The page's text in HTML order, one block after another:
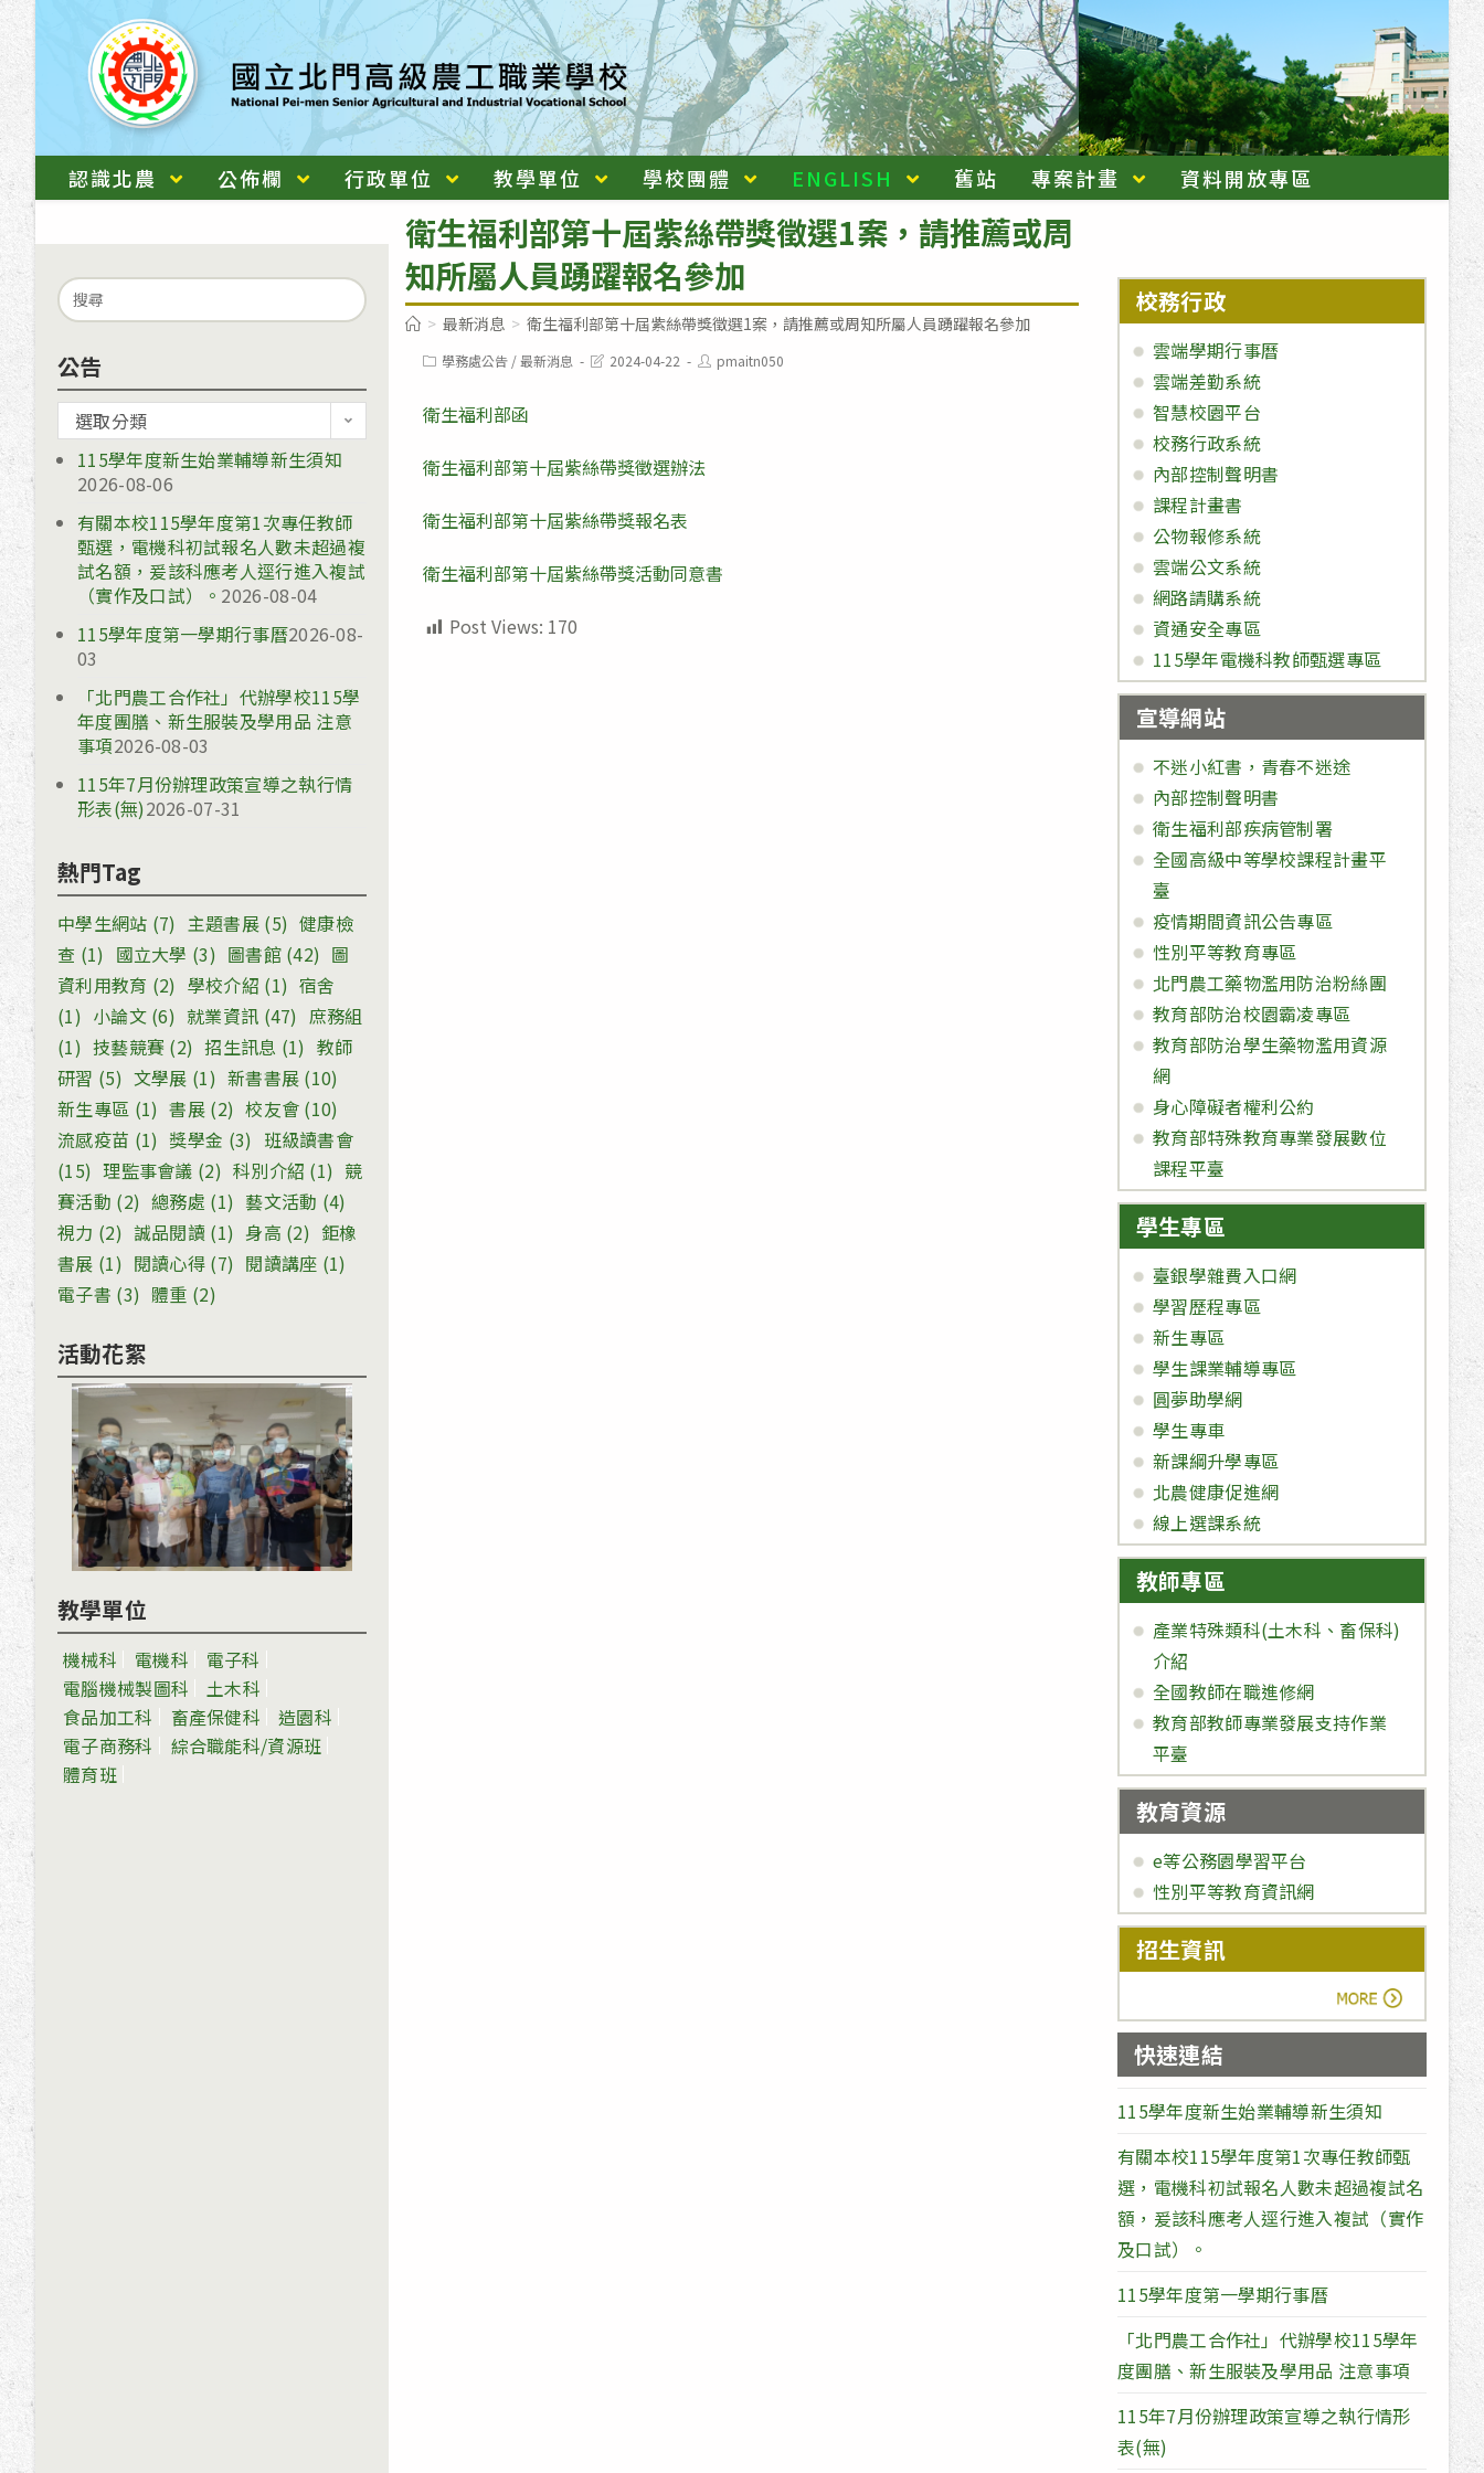
跳
主
要
內
容
認識北農 公佈欄 行政單位 教學單位 學校團體 ENGLISH 舊站 專案計畫 資料開放專區
衛生福利部第十屆紫絲帶獎徵選1案，請推薦或周
知所屬人員踴躍報名參加
> 最新消息 > 衛生福利部第十屆紫絲帶獎徵選1案，請推薦或周知所屬人員踴躍報名參加
Post學務處公告 /最新消息
Post2024-04-22
Post
author:
pmaitn050
衛生福利部函
衛生福利部第十屆紫絲帶獎徵選辦法
衛生福利部第十屆紫絲帶獎報名表
衛生福利部第十屆紫絲帶獎活動同意書
Post Views: 170
Search
for:
公告
告
選取分類
115學年度新生始業輔導新生須知
2026-08-06
有關本校115學年度第1次專任教師
甄選，電機科初試報名人數未超過複
試名額，爰該科應考人逕行進入複試
（實作及口試）。 2026-08-04
115學年度第一學期行事曆2026-08-
03
「北門農工合作社」代辦學校115學
年度團膳、新生服裝及學用品 注意
事項2026-08-03
115年7月份辦理政策宣導之執行情
形表(無)2026-07-31
熱門Tag
中學生網站 (7) 主題書展(5) 健康檢
查 (1) 國立大學 (3) 圖書館(42) 圖
資利用教育 (2) 學校介紹 (1) 宿舍
(1) 小論文(6) 就業資訊 (47) 庶務組
(1) 技藝競賽 (2) 招生訊息 (1) 教師
研習 (5) 文學展 (1) 新書書展 (10)
新生專區 (1) 書展 (2) 校友會 (10)
流感疫苗 (1) 獎學金 (3) 班級讀書會
(15) 理監事會議 (2) 科別介紹 (1) 競
賽活動 (2) 總務處 (1) 藝文活動 (4)
視力 (2) 誠品閱讀 (1) 身高 (2) 鉅橡
書展 (1) 閱讀心得 (7) 閱讀講座 (1)
電子書 (3) 體重 (2)
活動花絮
教學單位
機械科 電機科
電子科
電腦機械製圖科
土木科
食品加工科
畜產保健科
造園科
電子商務科
綜合職能科/資源班
體育班
校務行政
雲端學期行事曆
雲端差勤系統
智慧校園平台
校務行政系統
內部控制聲明書
課程計畫書
公物報修系統
雲端公文系統
網路請購系統
資通安全專區
115學年電機科教師甄選專區
宣導網站
不迷小紅書，青春不迷途
內部控制聲明書
衛生福利部疾病管制署
全國高級中等學校課程計畫平
臺
疫情期間資訊公告專區
性別平等教育專區
北門農工藥物濫用防治粉絲團
教育部防治校園霸凌專區
教育部防治學生藥物濫用資源
網
身心障礙者權利公約
教育部特殊教育專業發展數位
課程平臺
學生專區
臺銀學雜費入口網
學習歷程專區
新生專區
學生課業輔導專區
圓夢助學網
學生專車
新課綱升學專區
北農健康促進網
線上選課系統
教師專區
產業特殊類科(土木科、畜保科)
介紹
全國教師在職進修網
教育部教師專業發展支持作業
平臺
教育資源
e等公務園學習平台
性別平等教育資訊網
招生資訊
快速連結
115學年度新生始業輔導新生須知
有關本校115學年度第1次專任教師甄
選，電機科初試報名人數未超過複試名
額，爰該科應考人逕行進入複試（實作
及口試）。
115學年度第一學期行事曆
「北門農工合作社」代辦學校115學年
度團膳、新生服裝及學用品 注意事項
115年7月份辦理政策宣導之執行情形
表(無)